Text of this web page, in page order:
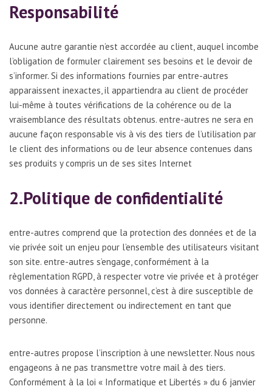
Responsabilité
Aucune autre garantie n’est accordée au client, auquel incombe
l’obligation de formuler clairement ses besoins et le devoir de
s’informer. Si des informations fournies par entre-autres
apparaissent inexactes, il appartiendra au client de procéder
lui-même à toutes vérifications de la cohérence ou de la
vraisemblance des résultats obtenus. entre-autres ne sera en
aucune façon responsable vis à vis des tiers de l’utilisation par
le client des informations ou de leur absence contenues dans
ses produits y compris un de ses sites Internet
2.Politique de confidentialité
entre-autres comprend que la protection des données et de la
vie privée soit un enjeu pour l’ensemble des utilisateurs visitant
son site. entre-autres s’engage, conformément à la
règlementation RGPD, à respecter votre vie privée et à protéger
vos données à caractère personnel, c’est à dire susceptible de
vous identifier directement ou indirectement en tant que
personne.
entre-autres propose l’inscription à une newsletter. Nous nous
engageons à ne pas transmettre votre mail à des tiers.
Conformément à la loi « Informatique et Libertés » du 6 janvier